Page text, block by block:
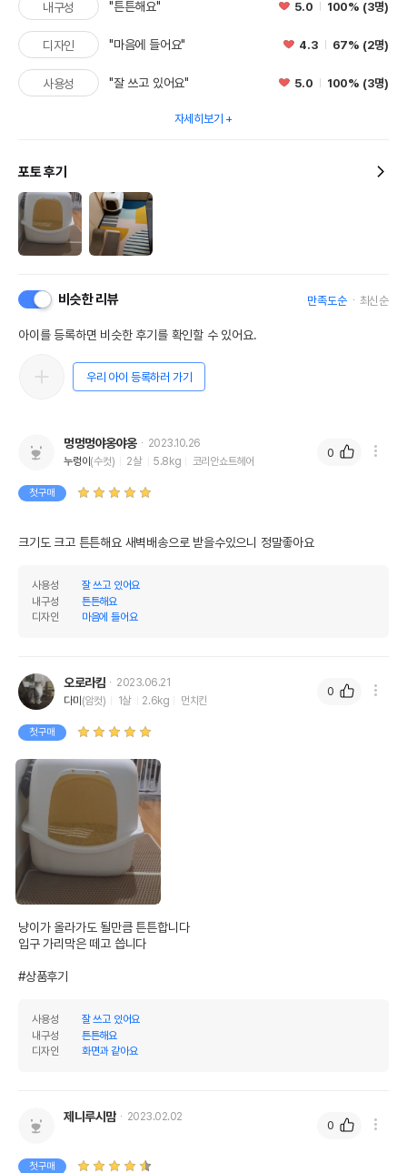
상품 필수 정보
법에 의한 인증,허가 등을
받았음을 확인할수 있는
경우 그에 대한 사항
제조국 또는 원산지
제조자,수입품의 경우
AS책임자와 전화번호
또는 소비자상담 관련
유통기한
내구성 "튼튼해요" 5.0 100% (3명)
디자인 "마음에 들어요" 4.3 67% (2명)
사용성 "잘 쓰고 있어요" 5.0 100% (3명)
자세히보기
포토 후기
비슷한 리뷰 만족도순 최신순
아이를 등록하면 비슷한 후기를 확인할 수 있어요.
우리 아이 등록하러 가기
멍멍멍야옹야옹
2023.10.26
누렁이 (수컷) 2살 5.8kg 코리안쇼트헤어
첫구매
크기도 크고 튼튼해요 새벽배송으로 받을수있으니 정말좋아요
사용성
잘 쓰고 있어요
내구성
튼튼해요
디자인
마음에 들어요
0
오로라킴
2023.06.21
다미 (암컷) 1살 2.6kg 먼치킨
첫구매
냥이가 올라가도 될만큼 튼튼합니다
입구 가리막은 떼고 씁니다
#상품후기
사용성
잘 쓰고 있어요
내구성
튼튼해요
디자인
화면과 같아요
0
제니루시맘 2023.02.02
첫구매
0